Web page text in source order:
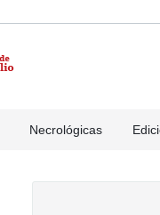
Necrológicas